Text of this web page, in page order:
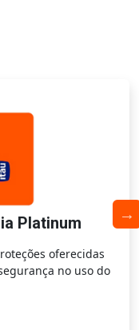
Platinum
oferecidas
no uso do